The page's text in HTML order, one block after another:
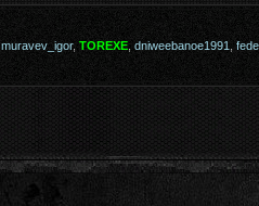
muravev_igor, TOREXE, dniweebanoe1991